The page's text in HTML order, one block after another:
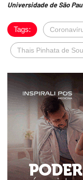
Universidade de São
Tags:
Thais Pinhata de